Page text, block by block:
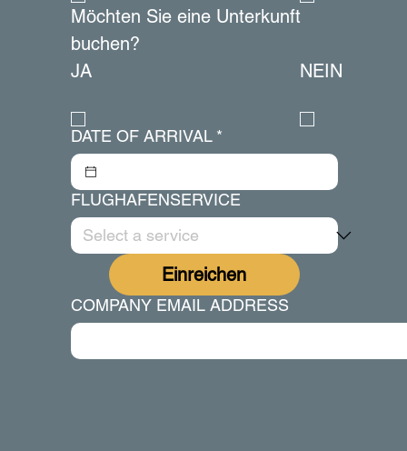
Möchten Sie eine Unterkunft
buchen?
JA
NEIN
DATE OF ARRIVAL *
FLUGHAFENSERVICE
Einreichen
COMPANY EMAIL ADDRESS